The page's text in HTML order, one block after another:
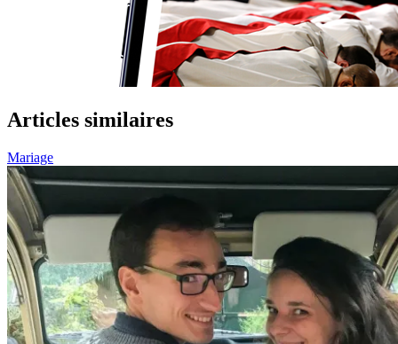
Articles similaires
Mariage